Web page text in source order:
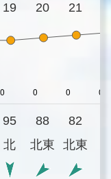
19 20 21
95 88 82
北 北東 北東